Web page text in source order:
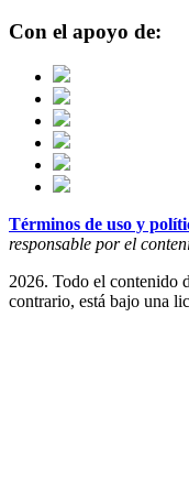
Con el apoyo de:
Términos de uso y
responsable por el
2026. Todo el contenido
contrario, está bajo una